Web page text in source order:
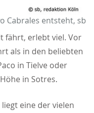
Cabrales entsteht, sb
fährt, erlebt viel. Vor
als in den beliebten
in Tielve oder
in Sotres.
eine der vielen